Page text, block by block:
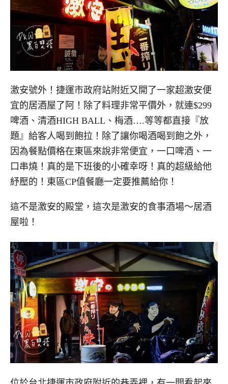
激安號外！捷運市政府站附近又開了一家超激安便
宜的居酒屋了阿！除了料理非常平價外，就連$299
啤酒、清酒HIGH BALL、梅酒….等等都直接『放
題』給客人喝到飽拉！除了讓你喝酒喝到飽之外，
因為餐點價格在東區來說非常便宜，一口啤酒、一
口串燒！真的是下班後的小確幸呀！真的超級給他
紓壓的！東區CP值餐廳一定要推薦給你！
這不是激安的殿堂，這次是激安的食事酒場～居酒
屋啦！